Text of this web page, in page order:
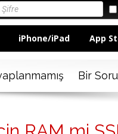
iPhone/iPad App
Bir